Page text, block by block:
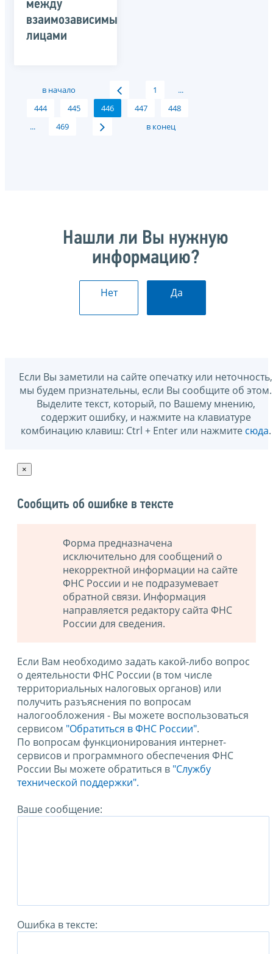
между
взаимозависимыми
лицами
в начало 1
...
444
445 446 447
448
...
469 в конец
Нашли ли Вы нужную
информацию?
Нет Да
Если Вы заметили на сайте опечатку или неточность,
мы будем признательны, если Вы сообщите об этом.
Выделите текст, который, по Вашему мнению,
содержит ошибку, и нажмите на клавиатуре
комбинацию клавиш: Ctrl + Enter или нажмите сюда.
×
Сообщить об ошибке в тексте
Форма предназначена
исключительно для сообщений о
некорректной информации на сайте
ФНС России и не подразумевает
обратной связи. Информация
направляется редактору сайта ФНС
России для сведения.
Если Вам необходимо задать какой-либо вопрос
о деятельности ФНС России (в том числе
территориальных налоговых органов) или
получить разъяснения по вопросам
налогообложения - Вы можете воспользоваться
сервисом "Обратиться в ФНС России".
По вопросам функционирования интернет-
сервисов и программного обеспечения ФНС
России Вы можете обратиться в "Службу
технической поддержки".
Ваше сообщение:
Ошибка в тексте: